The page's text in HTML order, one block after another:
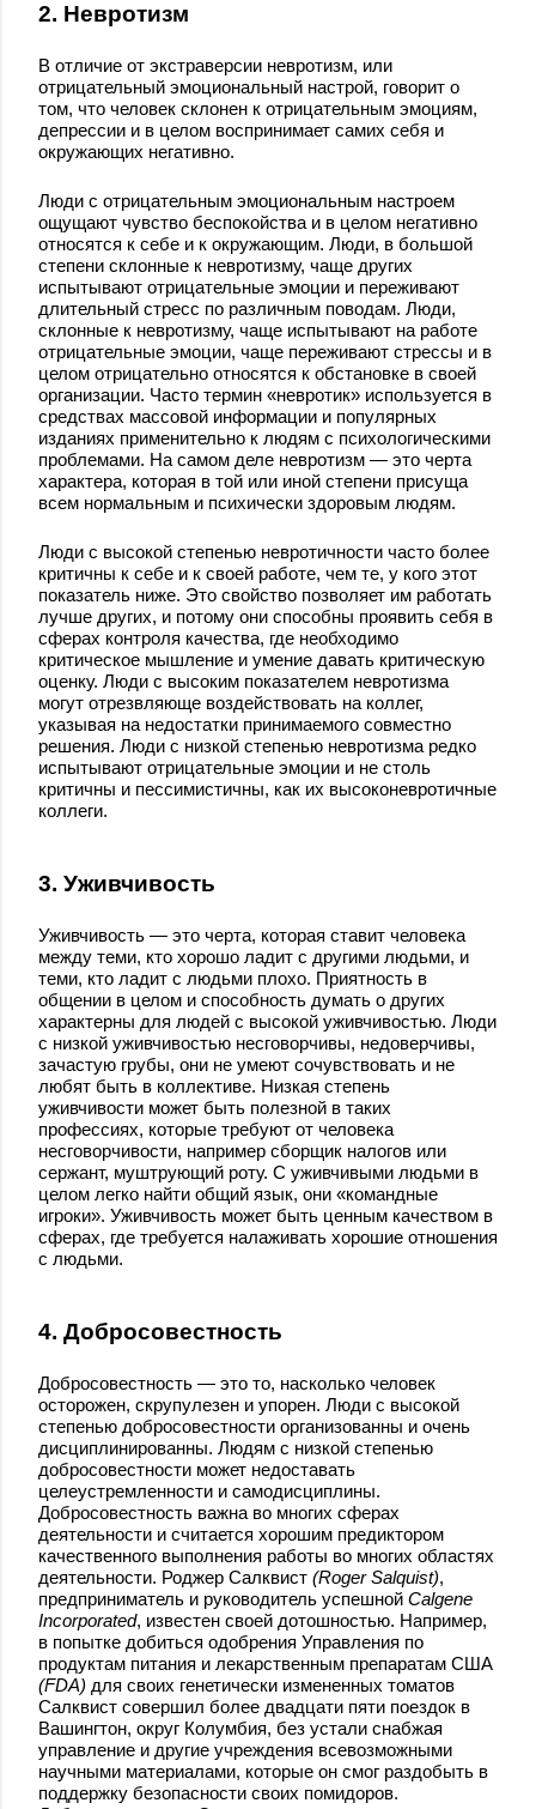
2. Невротизм
В отличие от экстраверсии невротизм, или
отрицательный эмоциональный настрой, говорит о
том, что человек склонен к отрицательным эмоциям,
депрессии и в целом воспринимает самих себя и
окружающих негативно.
Люди с отрицательным эмоциональным настроем
ощущают чувство беспокойства и в целом негативно
относятся к себе и к окружающим. Люди, в большой
степени склонные к невротизму, чаще других
испытывают отрицательные эмоции и переживают
длительный стресс по различным поводам. Люди,
склонные к невротизму, чаще испытывают на работе
отрицательные эмоции, чаще переживают стрессы и в
целом отрицательно относятся к обстановке в своей
организации. Часто термин «невротик» используется в
средствах массовой информации и популярных
изданиях применительно к людям с психологическими
проблемами. На самом деле невротизм — это черта
характера, которая в той или иной степени присуща
всем нормальным и психически здоровым людям.
Люди с высокой степенью невротичности часто более
критичны к себе и к своей работе, чем те, у кого этот
показатель ниже. Это свойство позволяет им работать
лучше других, и потому они способны проявить себя в
сферах контроля качества, где необходимо
критическое мышление и умение давать критическую
оценку. Люди с высоким показателем невротизма
могут отрезвляюще воздействовать на коллег,
указывая на недостатки принимаемого совместно
решения. Люди с низкой степенью невротизма редко
испытывают отрицательные эмоции и не столь
критичны и пессимистичны, как их высоконевротичные
коллеги.
3. Уживчивость
Уживчивость — это черта, которая ставит человека
между теми, кто хорошо ладит с другими людьми, и
теми, кто ладит с людьми плохо. Приятность в
общении в целом и способность думать о других
характерны для людей с высокой уживчивостью. Люди
с низкой уживчивостью несговорчивы, недоверчивы,
зачастую грубы, они не умеют сочувствовать и не
любят быть в коллективе. Низкая степень
уживчивости может быть полезной в таких
профессиях, которые требуют от человека
несговорчивости, например сборщик налогов или
сержант, муштрующий роту. С уживчивыми людьми в
целом легко найти общий язык, они «командные
игроки». Уживчивость может быть ценным качеством в
сферах, где требуется налаживать хорошие отношения
с людьми.
4. Добросовестность
Добросовестность — это то, насколько человек
осторожен, скрупулезен и упорен. Люди с высокой
степенью добросовестности организованны и очень
дисциплинированны. Людям с низкой степенью
добросовестности может недоставать
целеустремленности и самодисциплины.
Добросовестность важна во многих сферах
деятельности и считается хорошим предиктором
качественного выполнения работы во многих областях
деятельности. Роджер Салквист (Roger Salquist),
предприниматель и руководитель успешной Calgene
Incorporated, известен своей дотошностью. Например,
в попытке добиться одобрения Управления по
продуктам питания и лекарственным препаратам США
(FDA) для своих генетически измененных томатов
Салквист совершил более двадцати пяти поездок в
Вашингтон, округ Колумбия, без устали снабжая
управление и другие учреждения всевозможными
научными материалами, которые он смог раздобыть в
поддержку безопасности своих помидоров.